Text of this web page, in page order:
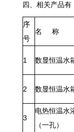
四、相关产品有
序
号
名 称
1 数显恒温水
2 数显恒温水
3
电热恒温水
（一孔）